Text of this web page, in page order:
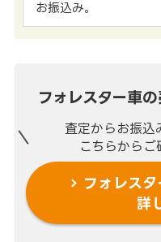
お振込み。
フォレスター車
査定からお振込
こちらからご
フォレス
詳